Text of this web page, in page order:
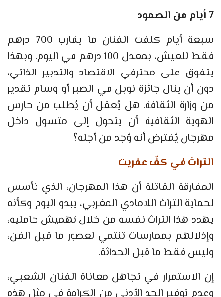
7 أيام من الصمود
سبعة أيام كلفت الفنان ما يقارب 700 درهم
فقط للعيش، بمعدل 100 درهم في اليوم. وبهذا
يتفوق على محترفي الاقتصاد والتدبير الذاتي،
دون أن ينال جائزة نوبل في الصبر أو وسام تقدير
من وزارة الثقافة. هل يُعقل أن يُطلب من حارس
الهوية الثقافية أن يتحول إلى متسول داخل
مهرجان يُفترض أنه وُجد من أجله؟
التراث في كفّ عفريت
المفارقة القاتلة أن هذا المهرجان، الذي تأسس
لحماية التراث اللامادي المغربي، يبدو اليوم وكأنه
يهدد هذا التراث نفسه من خلال تهميش حامليه،
وإذلالهم بممارسات تنتمي لعصور ما قبل الفن،
وليس فقط ما قبل الحداثة.
إن الاستمرار في تجاهل معاناة الفنان الشعبي،
وعدم توفير الحد الأدنى من الكرامة في مثل هذه